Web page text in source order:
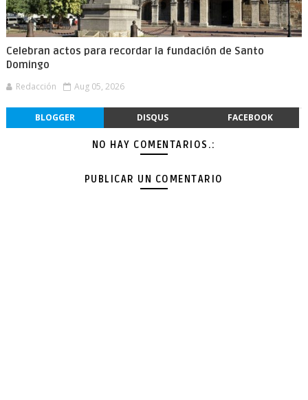
Celebran actos para recordar la fundación de Santo
Domingo
Redacción Aug 05, 2026
BLOGGER DISQUS FACEBOOK
NO HAY COMENTARIOS.:
PUBLICAR UN COMENTARIO